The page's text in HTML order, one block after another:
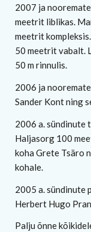
2007 ja
meetrit liblikas.
meetrit
50 meetrit vabalt.
50 m rinnulis.
2006 ja
Sander Kont ning
2006 a. sündinute
Haljasorg 100
koha Grete Tsäro
kohale.
2005 a. sündinute
Herbert Hugo
Palju õnne